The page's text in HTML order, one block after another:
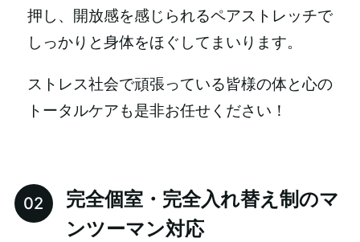
押し、開放感を感じられるペアストレッチで
しっかりと身体をほぐしてまいります。
ストレス社会で頑張っている皆様の体と心の
トータルケアも是非お任せください！
完全個室・完全入れ替え制のマ
ンツーマン対応